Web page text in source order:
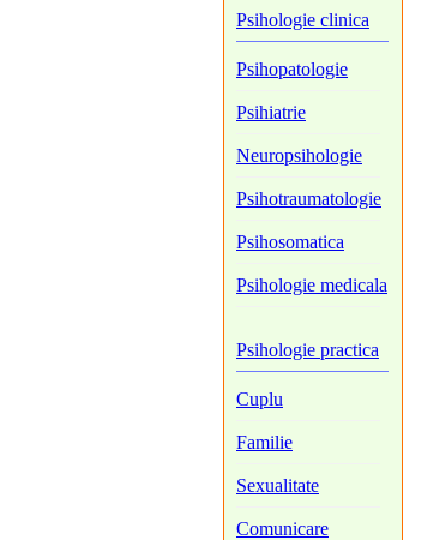
Psihologie clinica
Psihopatologie
Psihiatrie
Neuropsihologie
Psihotraumatologie
Psihosomatica
Psihologie medicala
Psihologie practica
Cuplu
Familie
Sexualitate
Comunicare